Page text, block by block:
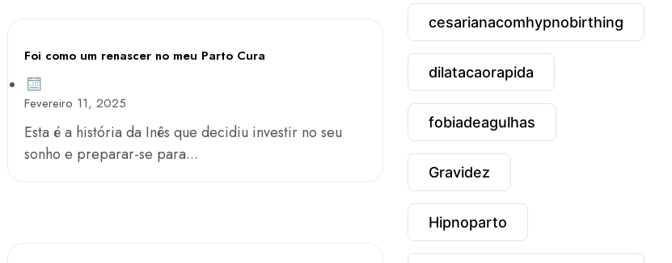
Foi como um renascer no meu Parto Cura
Fevereiro 11, 2025
Esta é a história da Inês que decidiu investir no seu
sonho e preparar-se para...
cesarianacomhypnobirthing
dilatacaorapida
fobiadeagulhas
Gravidez
Hipnoparto